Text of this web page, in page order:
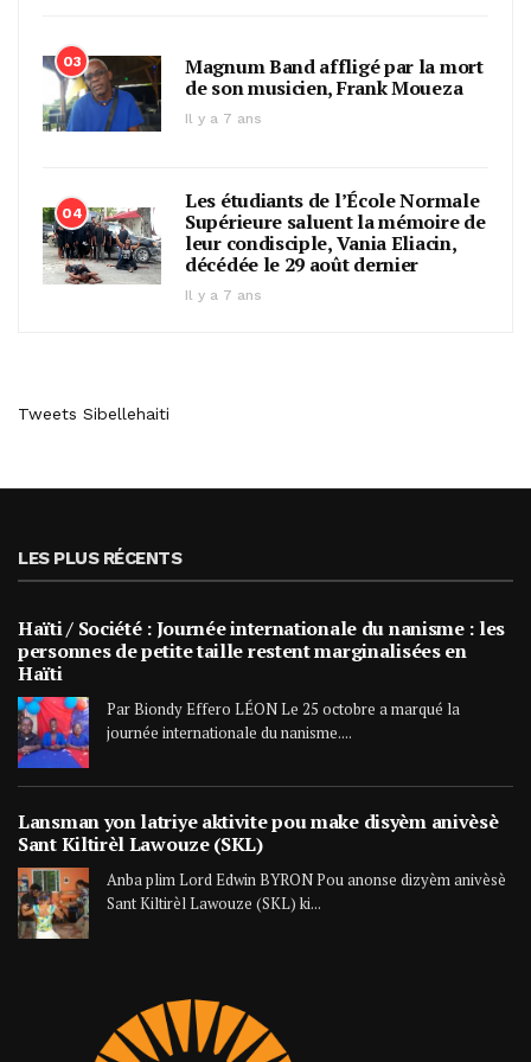
03
Magnum Band affligé par la mort
de son musicien, Frank Moueza
Il y a 7 ans
04
Les étudiants de l’École Normale
Supérieure saluent la mémoire de
leur condisciple, Vania Eliacin,
décédée le 29 août dernier
Il y a 7 ans
Tweets Sibellehaiti
LES PLUS RÉCENTS
Haïti / Société : Journée internationale du nanisme : les
personnes de petite taille restent marginalisées en
Haïti
Par Biondy Effero LÉON Le 25 octobre a marqué la
journée internationale du nanisme....
Lansman yon latriye aktivite pou make disyèm anivèsè
Sant Kiltirèl Lawouze (SKL)
Anba plim Lord Edwin BYRON Pou anonse dizyèm anivèsè
Sant Kiltirèl Lawouze (SKL) ki...